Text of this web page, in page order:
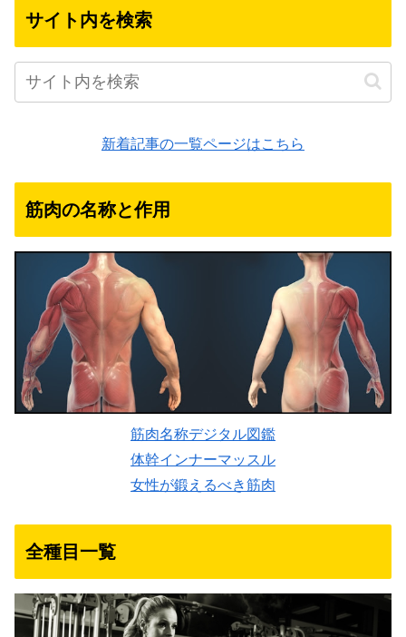
サイト内を検索
新着記事の一覧ページはこちら
筋肉の名称と作用
筋肉名称デジタル図鑑
体幹インナーマッスル
女性が鍛えるべき筋肉
全種目一覧